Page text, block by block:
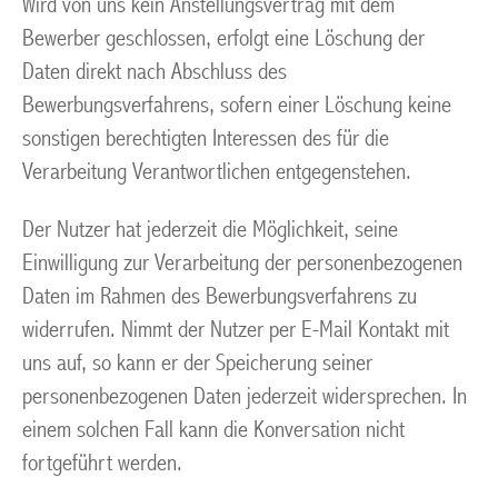
Bewerber geschlossen, erfolgt eine Löschung der
Daten direkt nach Abschluss des
Bewerbungsverfahrens, sofern einer Löschung keine
sonstigen berechtigten Interessen des für die
Verarbeitung Verantwortlichen entgegenstehen.
Der Nutzer hat jederzeit die Möglichkeit, seine
Einwilligung zur Verarbeitung der personenbezogenen
Daten im Rahmen des Bewerbungsverfahrens zu
widerrufen. Nimmt der Nutzer per E-Mail Kontakt mit
uns auf, so kann er der Speicherung seiner
personenbezogenen Daten jederzeit widersprechen. In
einem solchen Fall kann die Konversation nicht
fortgeführt werden.